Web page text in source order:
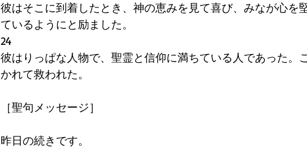
彼はそこに到着したとき、神の恵みを見て喜び、みなが心を
ているようにと励ました。
24
彼はりっぱな人物で、聖霊と信仰に満ちている人であった。
かれて救われた。
［聖句メッセージ］
昨日の続きです。